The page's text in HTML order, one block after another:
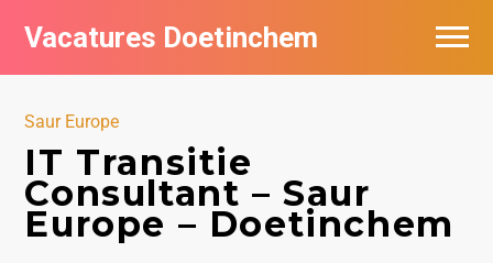
Vacatures Doetinchem
Saur Europe
IT Transitie
Consultant – Saur
Europe – Doetinchem
Vacatures per bedrijf
De populairste vacatures in Doetinchem
Nieuwsbrief feed